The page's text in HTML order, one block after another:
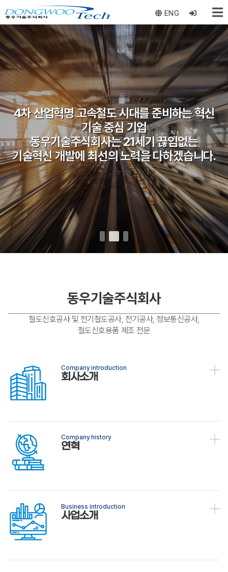
ENG
고객만족 최우선 경영을 실현하는 미래 선도
기업
고품질 시공 능력 / 다년간 시공 경험 / 지속적
기술개발
4차 산업혁명 고속철도 시대를 준비하는 혁신
기술 중심 기업
동우기술주식회사는 21세기 끊임없는
기술혁신 개발에 최선의 노력을 다하겠습니다.
동우기술주식회사
철도신호공사 및 전기철도공사, 전기공사, 정보통신공사,
철도신호용품 제조 전문
Company introduction
회사소개
Company history
연혁
Business introduction
사업소개